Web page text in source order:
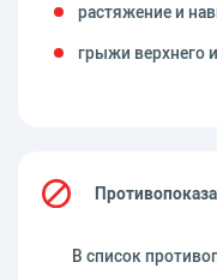
растяжение и
грыжи верхнего
В список